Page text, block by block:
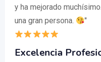
y ha mejorado
una gran persona.
"
Excelencia